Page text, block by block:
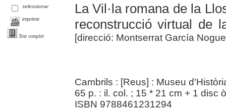
seleccionar
imprimir
Text complet
La Vil·la romana de la
reconstrucció virtual de
[direcció: Montserrat García
Cambrils : [Reus] : Museu
65 p. : il. col. ; 15 * 21 cm + 1 disc
ISBN 9788461231294